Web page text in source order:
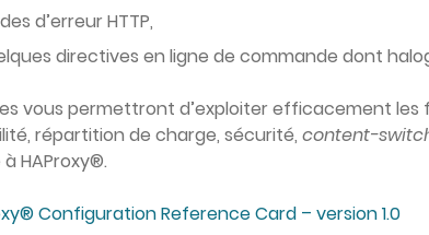
d’erreur HTTP,
directives en ligne de commande dont
vous permettront d’exploiter efficacement
répartition de charge, sécurité, content-
HAProxy®.
Configuration Reference Card – version 1.0